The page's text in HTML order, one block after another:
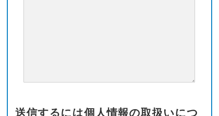
送信するには個人情報の取扱いにつ